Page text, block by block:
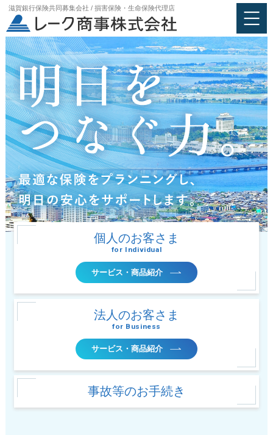
滋賀銀行保険共同募集会社 / 損害保険・生命保険代理店
個人のお客さま
for Individual
サービス・商品紹介
法人のお客さま
for Business
サービス・商品紹介
事故等のお手続き